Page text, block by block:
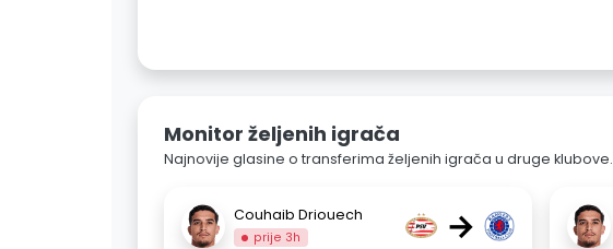
Monitor željenih igrača
Najnovije glasine o transferima željenih igrača u druge klubove.
Couhaib Driouech
prije 3h →